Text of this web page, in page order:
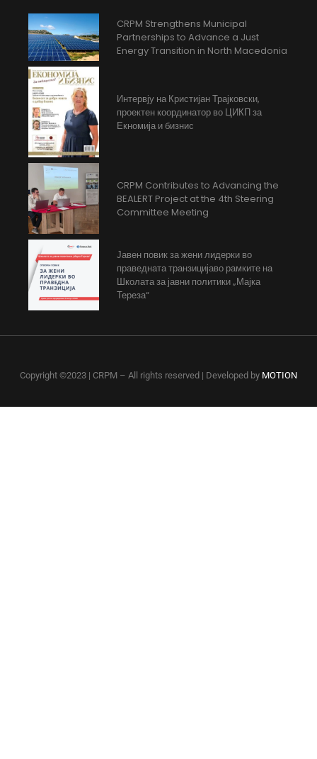
CRPM Strengthens Municipal
Partnerships to Advance a Just
Energy Transition in North Macedonia
Интервју на Кристијан Трајковски,
проектен координатор во ЦИКП за
Екномија и бизнис
CRPM Contributes to Advancing the
BEALERT Project at the 4th Steering
Committee Meeting
Јавен повик за жени лидерки во
праведната транзицијаво рамките на
Школата за јавни политики „Мајка
Тереза“
Copyright ©2023 | CRPM – All rights reserved | Developed by MOTION